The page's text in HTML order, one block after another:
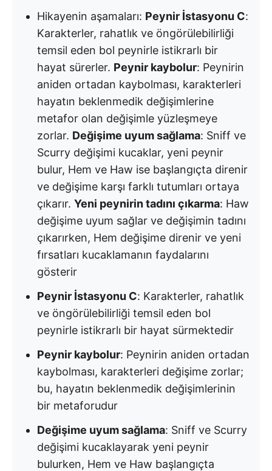
Hikayenin aşamaları: Peynir İstasyonu C:
Karakterler, rahatlık ve öngörülebilirliği
temsil eden bol peynirle istikrarlı bir
hayat sürerler. Peynir kaybolur: Peynirin
aniden ortadan kaybolması, karakterleri
hayatın beklenmedik değişimlerine
metafor olan değişimle yüzleşmeye
zorlar. Değişime uyum sağlama: Sniff ve
Scurry değişimi kucaklar, yeni peynir
bulur, Hem ve Haw ise başlangıçta direnir
ve değişime karşı farklı tutumları ortaya
çıkarır. Yeni peynirin tadını çıkarma: Haw
değişime uyum sağlar ve değişimin tadını
çıkarırken, Hem değişime direnir ve yeni
fırsatları kucaklamanın faydalarını
gösterir
Peynir İstasyonu C: Karakterler, rahatlık
ve öngörülebilirliği temsil eden bol
peynirle istikrarlı bir hayat sürmektedir
Peynir kaybolur: Peynirin aniden ortadan
kaybolması, karakterleri değişime zorlar;
bu, hayatın beklenmedik değişimlerinin
bir metaforudur
Değişime uyum sağlama: Sniff ve Scurry
değişimi kucaklayarak yeni peynir
bulurken, Hem ve Haw başlangıçta